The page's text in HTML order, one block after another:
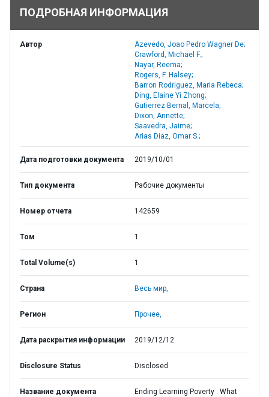
ПОДРОБНАЯ ИНФОРМАЦИЯ
Автор
Azevedo, Joao Pedro Wagner De;
Crawford, Michael F.;
Nayar, Reema;
Rogers, F. Halsey;
Barron Rodriguez, Maria Rebeca;
Ding, Elaine Yi Zhong;
Gutierrez Bernal, Marcela;
Dixon, Annette;
Saavedra, Jaime;
Arias Diaz, Omar S.;
Дата подготовки документа 2019/10/01
Тип документа Рабочие документы
Номер отчета 142659
Том 1
Total Volume(s) 1
Страна Весь мир,
Регион Прочее,
Дата раскрытия информации 2019/12/12
Disclosure Status Disclosed
Название документа
Ending Learning Poverty : What